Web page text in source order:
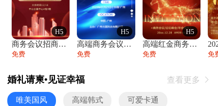
H5
商务会议招商展会科技峰会邀请函年会邀请
免费
H5
高端商务会议招商加盟展会峰会论坛邀请函
免费
H5
高端红金商务会议年会年终盛典答谢邀请函
免费 免
婚礼请柬•见证幸福 查看更多 
唯美国风 高端韩式 可爱卡通